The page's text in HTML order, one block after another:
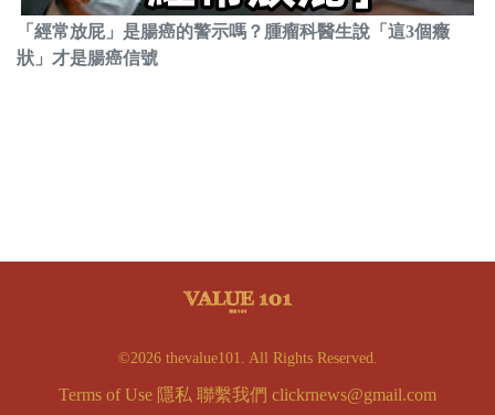
「經常放屁」是腸癌的警示嗎？腫瘤科醫生說「這3個癥
狀」才是腸癌信號
©2026 thevalue101. All Rights Reserved.
Terms of Use 隱私 聯繫我們 clickrnews@gmail.com